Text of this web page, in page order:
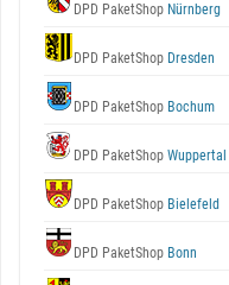
DPD PaketShop Nürnberg
DPD PaketShop Dresden
DPD PaketShop Bochum
DPD PaketShop Wuppertal
DPD PaketShop Bielefeld
DPD PaketShop Bonn